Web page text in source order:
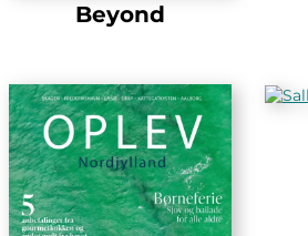
Beyond